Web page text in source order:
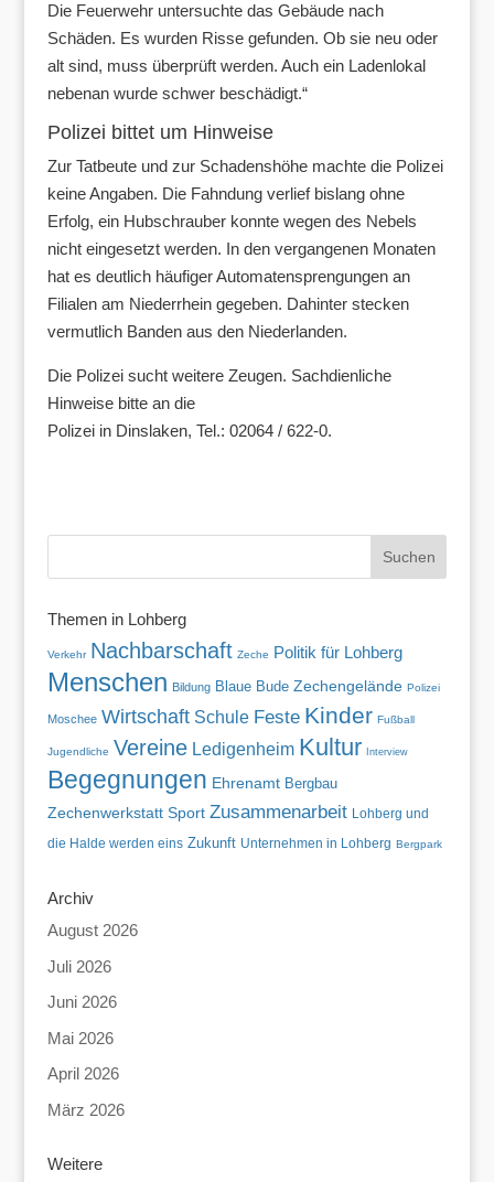
Die Feuerwehr untersuchte das Gebäude nach
Schäden. Es wurden Risse gefunden. Ob sie neu oder
alt sind, muss überprüft werden. Auch ein Ladenlokal
nebenan wurde schwer beschädigt.“
Polizei bittet um Hinweise
Zur Tatbeute und zur Schadenshöhe machte die Polizei
keine Angaben. Die Fahndung verlief bislang ohne
Erfolg, ein Hubschrauber konnte wegen des Nebels
nicht eingesetzt werden. In den vergangenen Monaten
hat es deutlich häufiger Automatensprengungen an
Filialen am Niederrhein gegeben. Dahinter stecken
vermutlich Banden aus den Niederlanden.
Die Polizei sucht weitere Zeugen. Sachdienliche
Hinweise bitte an die
Polizei in Dinslaken, Tel.: 02064 / 622-0.
Themen in Lohberg
Verkehr Nachbarschaft Zeche Politik für Lohberg
Menschen Bildung Blaue Bude Zechengelände Polizei
Moschee Wirtschaft Schule Feste Kinder Fußball
Jugendliche Vereine Ledigenheim Kultur Interview
Begegnungen Ehrenamt Bergbau
Zechenwerkstatt Sport Zusammenarbeit Lohberg und
die Halde werden eins Zukunft Unternehmen in Lohberg Bergpark
Archiv
August 2026
Juli 2026
Juni 2026
Mai 2026
April 2026
März 2026
Weitere